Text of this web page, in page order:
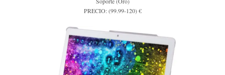
PRECIO: (99.99-120) €